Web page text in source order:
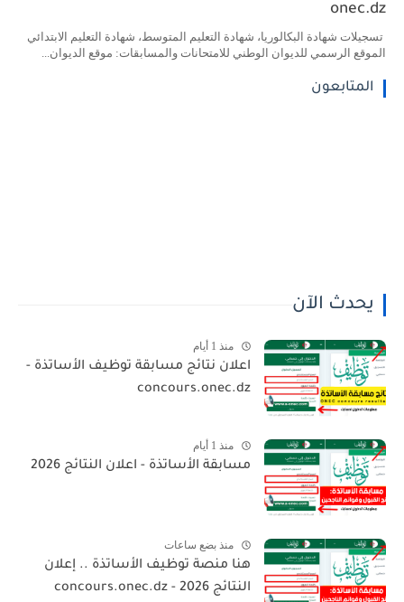
onec.dz
تسجيلات شهادة البكالوريا، شهادة التعليم المتوسط، شهادة التعليم الابتدائي
الموقع الرسمي للديوان الوطني للامتحانات والمسابقات: موقع الديوان...
المتابعون
يحدث الآن
منذ 1 أيام
اعلان نتائج مسابقة توظيف الأساتذة -
concours.onec.dz
منذ 1 أيام
مسابقة الأساتذة - اعلان النتائج 2026
منذ بضع ساعات
هنا منصة توظيف الأساتذة .. إعلان
النتائج 2026 - concours.onec.dz